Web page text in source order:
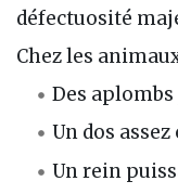
défectuosité
Chez les
Des
Un dos
Un rein